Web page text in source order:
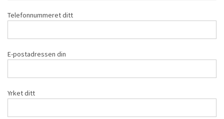
Telefonnummeret ditt
E-postadressen din
Yrket ditt